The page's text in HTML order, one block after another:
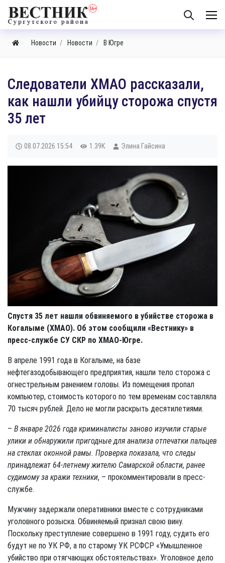
Новости Новости В Югре
Следователи ХМАО рассказали,
как нашли убийцу сторожа спустя
35 лет
08.07.2026 15:54 1.39K Элина Гайсина
Спустя 35 лет нашли обвиняемого в убийстве сторожа в
Когалыме (ХМАО). Об этом сообщили «Вестнику» в
пресс-службе СУ СКР по ХМАО-Югре.
В апреле 1991 года в Когалыме, на базе
нефтегазодобывающего предприятия, нашли тело сторожа с
огнестрельным ранением головы. Из помещения пропал
компьютер, стоимость которого по тем временам составляла
70 тысяч рублей. Дело не могли раскрыть десятилетиями.
– В январе 2026 года криминалисты заново изучили старые
улики и обнаружили пригодные для анализа отпечатки пальцев
на стеклах оконной рамы. Проверка показала, что следы
принадлежат 64-летнему жителю Самарской области, ранее
судимому за кражи техники, – прокомментировали в пресс-
службе.
Мужчину задержали оперативники вместе с сотрудниками
уголовного розыска. Обвиняемый признал свою вину.
Поскольку преступление совершено в 1991 году, судить его
будут не по УК РФ, а по старому УК РСФСР «Умышленное
убийство при отягчающих обстоятельствах». Уголовное дело